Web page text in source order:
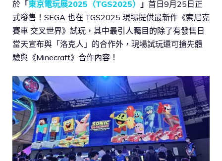
於 「東京電玩展2025（TGS2025） 」 首日9月25日正
式發售！SEGA 也在 TGS2025 現場提供最新作《索尼克
賽車 交叉世界》試玩，其中最引人矚目的除了有發售日
當天宣布與「洛克人」的合作外，現場試玩還可搶先體
驗與《Minecraft》合作內容！